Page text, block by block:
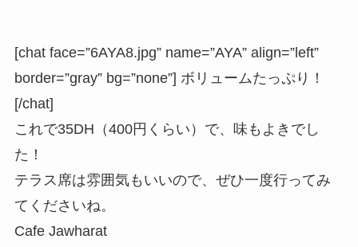
[chat face=”6AYA8.jpg” name=”AYA” align=”left”
border=”gray” bg=”none”] ボリュームたっぷり！
[/chat]
これで35DH（400円くらい）で、味もよきでし
た！
テラス席は雰囲気もいいので、ぜひ一度行ってみ
てくださいね。
Cafe Jawharat